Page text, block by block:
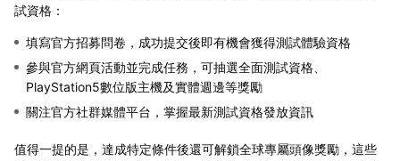
試資格：
填寫官方招募問卷，成功提交後即有機會獲得測試體驗資格
參與官方網頁活動並完成任務，可抽選全面測試資格、
PlayStation5數位版主機及實體週邊等獎勵
關注官方社群媒體平台，掌握最新測試資格發放資訊
值得一提的是，達成特定條件後還可解鎖全球專屬頭像獎勵，這些